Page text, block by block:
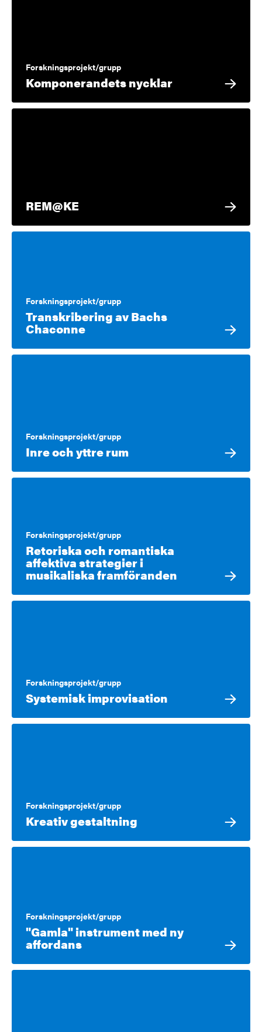
Forskningsprojekt/grupp
Komponerandets nycklar
REM@KE
Forskningsprojekt/grupp
Transkribering av Bachs
Chaconne
Forskningsprojekt/grupp
Inre och yttre rum
Forskningsprojekt/grupp
Retoriska och romantiska
affektiva strategier i
musikaliska framföranden
Forskningsprojekt/grupp
Systemisk improvisation
Forskningsprojekt/grupp
Kreativ gestaltning
Forskningsprojekt/grupp
"Gamla" instrument med ny
affordans